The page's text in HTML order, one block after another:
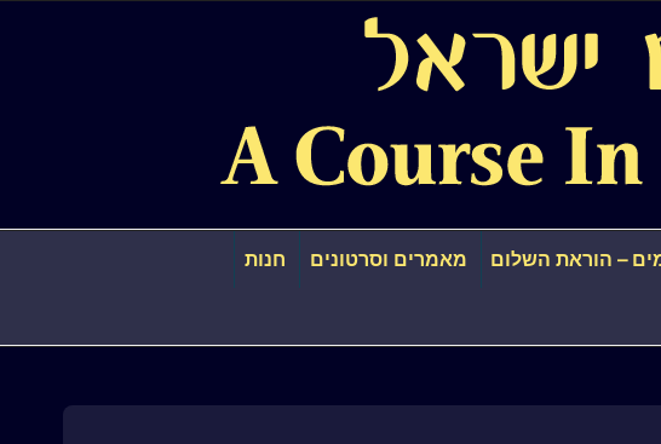
– הוראת השלום מאמרים וסרטונים חנות